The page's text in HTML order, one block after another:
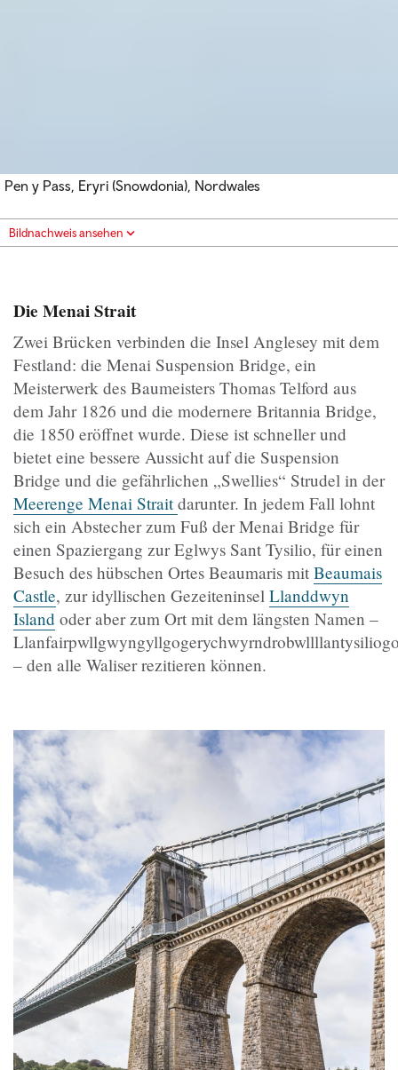
Pen y Pass, Eryri (Snowdonia), Nordwales
Bildnachweis ansehen
Die Menai Strait
Zwei Brücken verbinden die Insel Anglesey mit dem
Festland: die Menai Suspension Bridge, ein
Meisterwerk des Baumeisters Thomas Telford aus
dem Jahr 1826 und die modernere Britannia Bridge,
die 1850 eröffnet wurde. Diese ist schneller und
bietet eine bessere Aussicht auf die Suspension
Bridge und die gefährlichen „Swellies“ Strudel in der
Meerenge Menai Straitdarunter. In jedem Fall lohnt
sich ein Abstecher zum Fuß der Menai Bridge für
einen Spaziergang zur Eglwys Sant Tysilio, für einen
Besuch des hübschen Ortes Beaumaris mit Beaumais
Castle, zur idyllischen Gezeiteninsel Llanddwyn
Island oder aber zum Ort mit dem längsten Namen –
– den alle Waliser rezitieren können.